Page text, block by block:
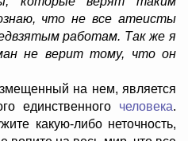
что не все атеисты
работам. Так же я
не верит тому, что он
на нем, является
единственного человека.
какую-либо неточность,